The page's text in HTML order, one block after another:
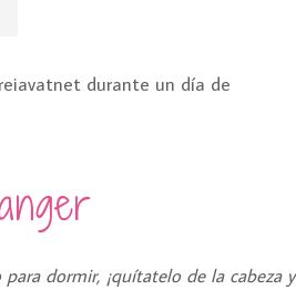
dormir, ¡quítatelo de la cabeza y